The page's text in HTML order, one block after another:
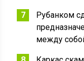
Рубанком
между